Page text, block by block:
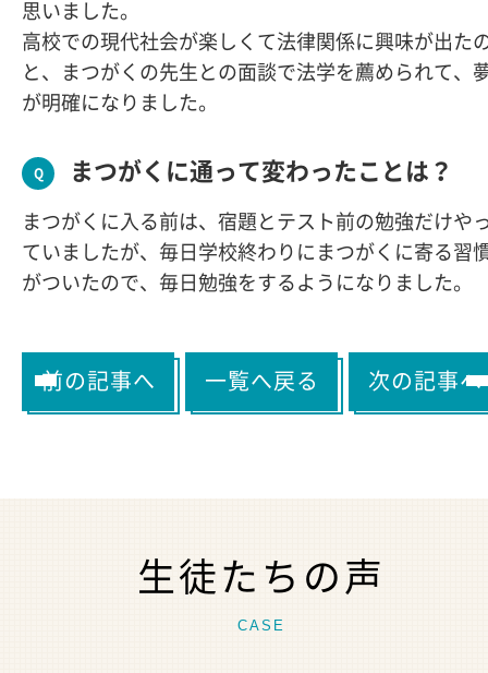
思いました。
高校での現代社会が楽しくて法律関係に興味が出た
と、まつがくの先生との面談で法学を薦められて、
が明確になりました。
まつがくに通って変わったことは？
まつがくに入る前は、宿題とテスト前の勉強だけや
ていましたが、毎日学校終わりにまつがくに寄る習
がついたので、毎日勉強をするようになりました。
前の記事へ 一覧へ戻る 次の記事へ
生徒たちの声
CASE